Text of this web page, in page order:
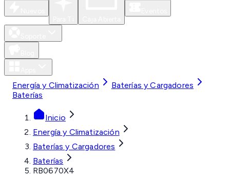
Energía y Climatización
Baterías y Cargadores
Baterías
Inicio
Energía y Climatización
Baterías y Cargadores
Baterías
RB0670X4